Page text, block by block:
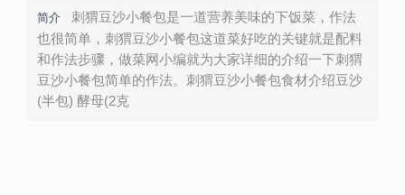
简介
刺猬豆沙小餐包是一道营养美味的下饭菜，作法
也很简单，刺猬豆沙小餐包这道菜好吃的关键就是配料
和作法步骤，做菜网小编就为大家详细的介绍一下刺猬
豆沙小餐包简单的作法。刺猬豆沙小餐包食材介绍豆沙
(半包) 酵母(2克